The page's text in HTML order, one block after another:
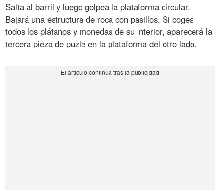
Salta al barril y luego golpea la plataforma circular.
Bajará una estructura de roca con pasillos. Si coges
todos los plátanos y monedas de su interior, aparecerá la
tercera pieza de puzle en la plataforma del otro lado.